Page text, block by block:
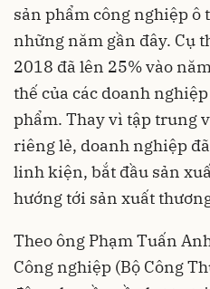
sản phẩm công nghiệp ô
những năm gần đây. Cụ
2018 đã lên 25% vào
thế của các doanh
phẩm. Thay vì tập trung
riêng lẻ, doanh nghiệp
linh kiện, bắt đầu sản
hướng tới sản xuất
Theo ông Phạm Tuấn
Công nghiệp (Bộ Công